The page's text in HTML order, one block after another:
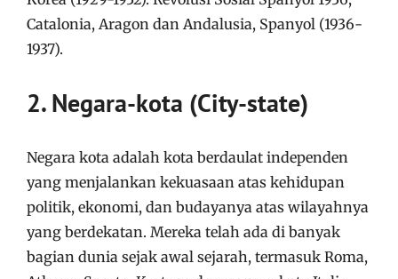
Catalonia, Aragon dan Andalusia, Spanyol (1936-
1937).
2. Negara-kota (City-state)
Negara kota adalah kota berdaulat independen
yang menjalankan kekuasaan atas kehidupan
politik, ekonomi, dan budayanya atas wilayahnya
yang berdekatan. Mereka telah ada di banyak
bagian dunia sejak awal sejarah, termasuk Roma,